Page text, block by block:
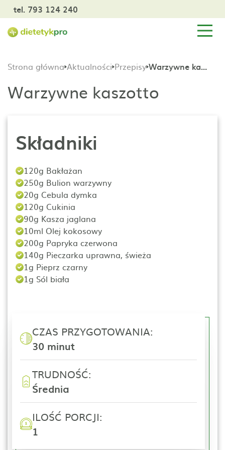
tel. 793 124 240
Strona główna Aktualności Przepisy Warzywne kaszotto
Warzywne kaszotto
Składniki
120g Bakłażan
250g Bulion warzywny
20g Cebula dymka
120g Cukinia
90g Kasza jaglana
10ml Olej kokosowy
200g Papryka czerwona
140g Pieczarka uprawna, świeża
1g Pieprz czarny
1g Sól biała
CZAS PRZYGOTOWANIA:
30 minut
TRUDNOŚĆ:
Średnia
ILOŚĆ PORCJI:
1